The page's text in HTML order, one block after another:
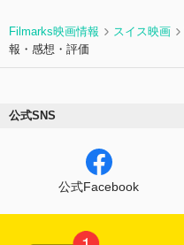
Filmarks映画情報 スイス映画
報・感想・評価
公式SNS
公式Facebook